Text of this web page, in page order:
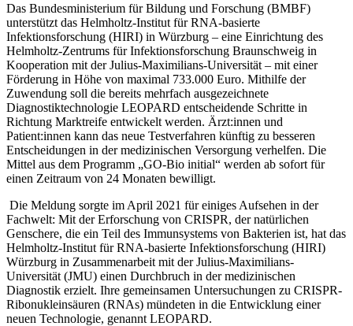
Das Bundesministerium für Bildung und Forschung (BMBF)
unterstützt das Helmholtz-Institut für RNA-basierte
Infektionsforschung (HIRI) in Würzburg – eine Einrichtung des
Helmholtz-Zentrums für Infektionsforschung Braunschweig in
Kooperation mit der Julius-Maximilians-Universität – mit einer
Förderung in Höhe von maximal 733.000 Euro. Mithilfe der
Zuwendung soll die bereits mehrfach ausgezeichnete
Diagnostiktechnologie LEOPARD entscheidende Schritte in
Richtung Marktreife entwickelt werden. Ärzt:innen und
Patient:innen kann das neue Testverfahren künftig zu besseren
Entscheidungen in der medizinischen Versorgung verhelfen. Die
Mittel aus dem Programm „GO-Bio initial“ werden ab sofort für
einen Zeitraum von 24 Monaten bewilligt.
Die Meldung sorgte im April 2021 für einiges Aufsehen in der
Fachwelt: Mit der Erforschung von CRISPR, der natürlichen
Genschere, die ein Teil des Immunsystems von Bakterien ist, hat das
Helmholtz-Institut für RNA-basierte Infektionsforschung (HIRI)
Würzburg in Zusammenarbeit mit der Julius-Maximilians-
Universität (JMU) einen Durchbruch in der medizinischen
Diagnostik erzielt. Ihre gemeinsamen Untersuchungen zu CRISPR-
Ribonukleinsäuren (RNAs) mündeten in die Entwicklung einer
neuen Technologie, genannt LEOPARD.